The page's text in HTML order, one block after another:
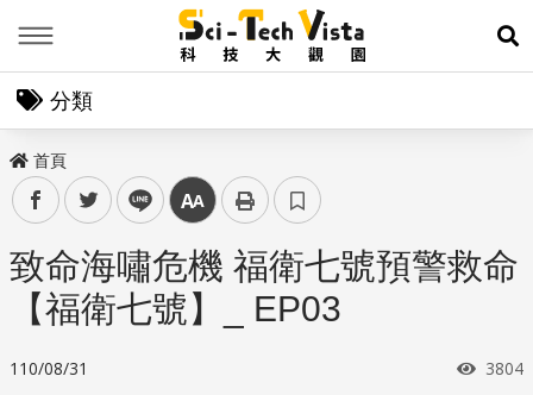
展
分類
首頁
facebooktwitter line 中
致命海嘯危機 福衛七號預警救命
【福衛七號】_ EP03
110/08/31 瀏覽
3804